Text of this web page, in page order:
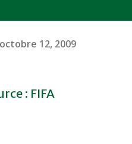
octobre 12, 2009
: FIFA